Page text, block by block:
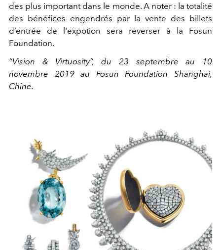
des plus important dans le monde. A noter : la totalité
des bénéfices engendrés par la vente des billets
d’entrée de l'expotion sera reverser à la Fosun
Foundation.
“Vision & Virtuosity”, du 23 septembre au 10
novembre 2019 au Fosun Foundation Shanghai,
Chine.